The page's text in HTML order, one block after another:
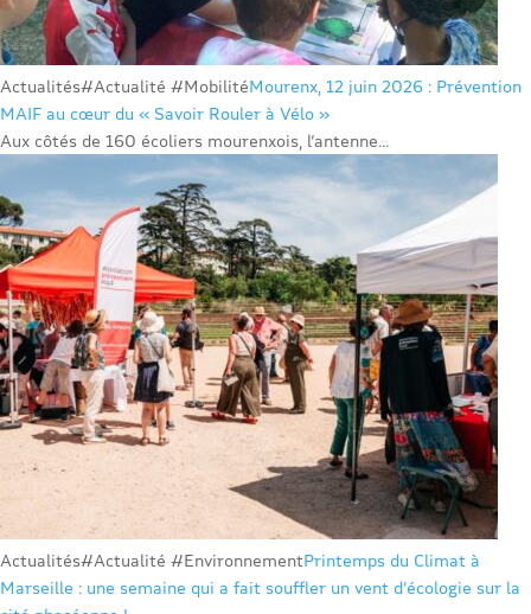
Actualités#Actualité #MobilitéMourenx, 12 juin 2026 : Prévention
MAIF au cœur du « Savoir Rouler à Vélo »
Aux côtés de 160 écoliers mourenxois, l’antenne...
Actualités#Actualité #EnvironnementPrintemps du Climat à
Marseille : une semaine qui a fait souffler un vent d’écologie sur la